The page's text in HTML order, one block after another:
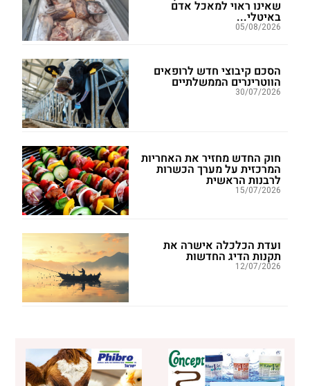
שאינו ראוי למאכל אדם
באיטלי...
05/08/2026
הסכם קיבוצי חדש לרופאים
הווטרינרים הממשלתיים
30/07/2026
חוק החדש מחזיר את האחריות
המרכזית על מערך הכשרות
לרבנות הראשית
15/07/2026
ועדת הכלכלה אישרה את
תקנות הדיג החדשות
12/07/2026